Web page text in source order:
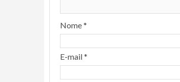
Nome*
E-mail*